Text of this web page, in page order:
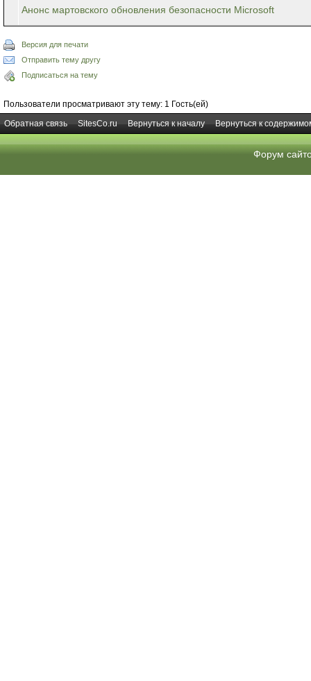
Анонс мартовского обновления безопасности Microsoft
Версия для печати
Отправить тему другу
Подписаться на тему
Пользователи просматривают эту тему: 1 Гость(ей)
Обратная связь
SitesCo.ru Вернуться к началу Вернуться к
Форум